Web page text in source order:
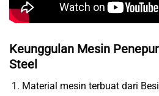
Keunggulan Mesin
Steel
Material mesin terbuat dari